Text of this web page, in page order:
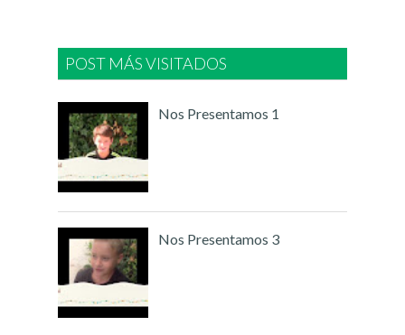
POST MÁS VISITADOS
Nos Presentamos 1
Nos Presentamos 3